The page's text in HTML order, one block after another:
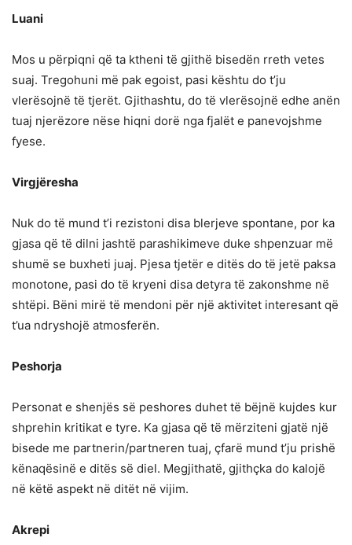
Luani
Mos u përpiqni që ta ktheni të gjithë bisedën rreth vetes
suaj. Tregohuni më pak egoist, pasi kështu do t’ju
vlerësojnë të tjerët. Gjithashtu, do të vlerësojnë edhe anën
tuaj njerëzore nëse hiqni dorë nga fjalët e panevojshme
fyese.
Virgjëresha
Nuk do të mund t’i rezistoni disa blerjeve spontane, por ka
gjasa që të dilni jashtë parashikimeve duke shpenzuar më
shumë se buxheti juaj. Pjesa tjetër e ditës do të jetë paksa
monotone, pasi do të kryeni disa detyra të zakonshme në
shtëpi. Bëni mirë të mendoni për një aktivitet interesant që
t’ua ndryshojë atmosferën.
Peshorja
Personat e shenjës së peshores duhet të bëjnë kujdes kur
shprehin kritikat e tyre. Ka gjasa që të mërziteni gjatë një
bisede me partnerin/partneren tuaj, çfarë mund t’ju prishë
kënaqësinë e ditës së diel. Megjithatë, gjithçka do kalojë
në këtë aspekt në ditët në vijim.
Akrepi